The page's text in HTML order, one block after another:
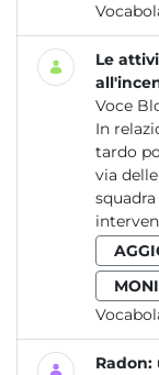
Le
Voce
In
tardo
via